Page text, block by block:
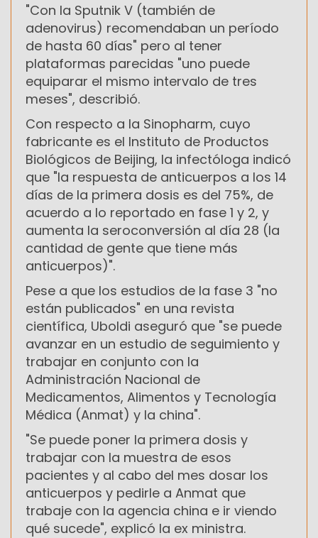
"Con la Sputnik V (también de
adenovirus) recomendaban un período
de hasta 60 días" pero al tener
plataformas parecidas "uno puede
equiparar el mismo intervalo de tres
meses", describió.
Con respecto a la Sinopharm, cuyo
fabricante es el Instituto de Productos
Biológicos de Beijing, la infectóloga indicó
que "la respuesta de anticuerpos a los 14
días de la primera dosis es del 75%, de
acuerdo a lo reportado en fase 1 y 2, y
aumenta la seroconversión al día 28 (la
cantidad de gente que tiene más
anticuerpos)".
Pese a que los estudios de la fase 3 "no
están publicados" en una revista
científica, Uboldi aseguró que "se puede
avanzar en un estudio de seguimiento y
trabajar en conjunto con la
Administración Nacional de
Medicamentos, Alimentos y Tecnología
Médica (Anmat) y la china".
"Se puede poner la primera dosis y
trabajar con la muestra de esos
pacientes y al cabo del mes dosar los
anticuerpos y pedirle a Anmat que
trabaje con la agencia china e ir viendo
qué sucede", explicó la ex ministra.